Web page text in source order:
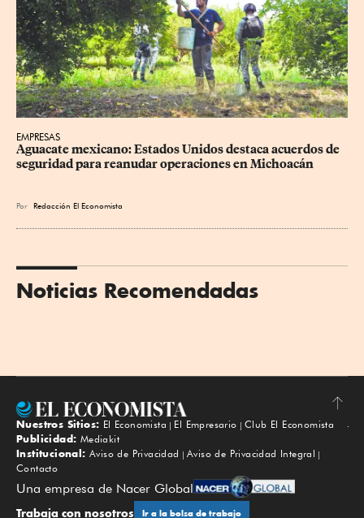
EMPRESAS
Aguacate mexicano: Estados Unidos destaca acuerdos de
seguridad para reanudar operaciones en Michoacán
Por Redacción El Economista
Noticias Recomendadas
Subir
Nuestros Sitios: El Economista El Empresario
Club El Economista
Publicidad: Mediakit
Institucional: Aviso de Privacidad
Aviso de Privacidad Integral
Contacto
Una empresa de Nacer Global
Trabaja con nosotros Ir a la bolsa de trabajo